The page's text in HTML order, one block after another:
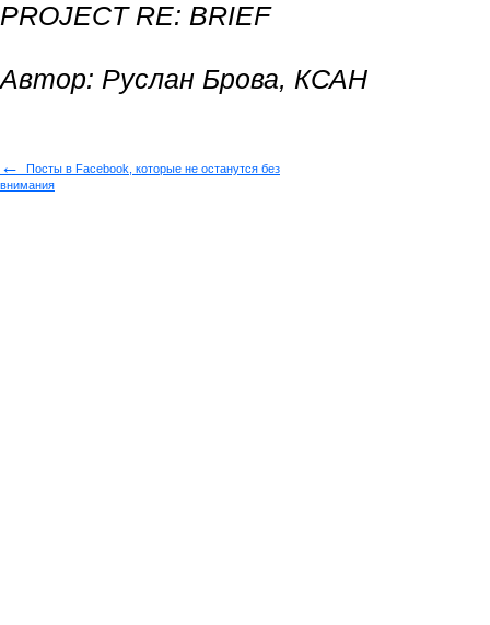
PROJECT RE: BRIEF
Автор: Руслан Брова, КСАН
←
Посты в Facebook, которые не останутся без
внимания